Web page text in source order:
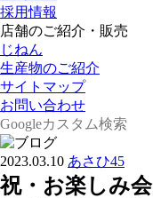
採用情報
店舗のご紹介・販売
じねん
生産物のご紹介
サイトマップ
お問い合わせ
2023.03.10 あさひ45
祝・お楽しみ会